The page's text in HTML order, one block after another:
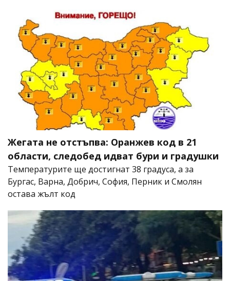
Жегата не отстъпва: Оранжев код в 21
области, следобед идват бури и градушки
Температурите ще достигнат 38 градуса, а за
Бургас, Варна, Добрич, София, Перник и Смолян
остава жълт код